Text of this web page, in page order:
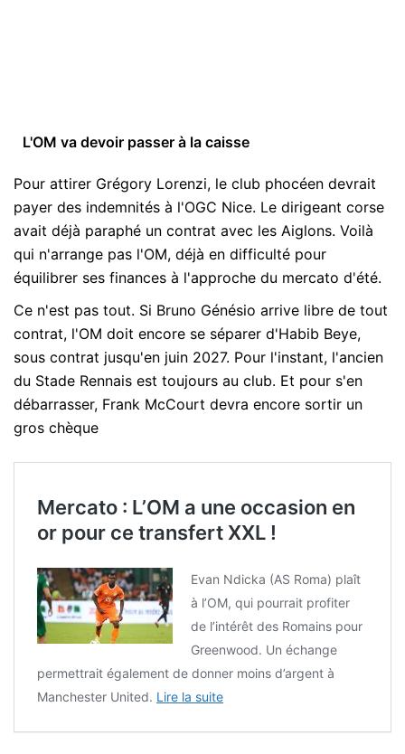
L'OM va devoir passer à la caisse
Pour attirer Grégory Lorenzi, le club phocéen devrait
payer des indemnités à l'OGC Nice. Le dirigeant corse
avait déjà paraphé un contrat avec les Aiglons. Voilà
qui n'arrange pas l'OM, déjà en difficulté pour
équilibrer ses finances à l'approche du mercato d'été.
Ce n'est pas tout. Si Bruno Génésio arrive libre de tout
contrat, l'OM doit encore se séparer d'Habib Beye,
sous contrat jusqu'en juin 2027. Pour l'instant, l'ancien
du Stade Rennais est toujours au club. Et pour s'en
débarrasser, Frank McCourt devra encore sortir un
gros chèque
Mercato : L’OM a une occasion en
or pour ce transfert XXL !
Evan Ndicka (AS Roma) plaît
à l’OM, qui pourrait profiter
de l’intérêt des Romains pour
Greenwood. Un échange
permettrait également de donner moins d’argent à
Manchester United. Lire la suite